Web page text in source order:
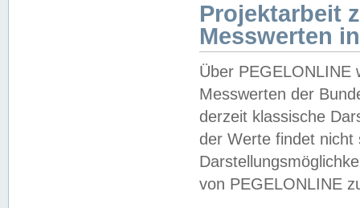
Projektarbeit
Messwerten
Über PEGELONLINE
Messwerten der
derzeit klassische
der Werte findet
von PEGELONLINE